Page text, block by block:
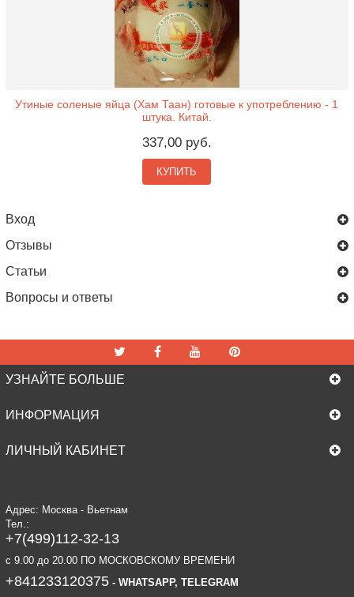
Утиные соленые яйца (Хам Таан) готовые к употреблению - 1
штука. Китай.
337,00 руб.
КУПИТЬ
Вход
Отзывы
Статьи
Вопросы и ответы
УЗНАЙТЕ БОЛЬШЕ
ИНФОРМАЦИЯ
ЛИЧНЫЙ КАБИНЕТ
Адрес: Москва - Вьетнам
Тел.:
+7(499)112-32-13
c 9.00 до 20.00 ПО МОСКОВСКОМУ ВРЕМЕНИ
+841233120375- WHATSAPP, TELEGRAM